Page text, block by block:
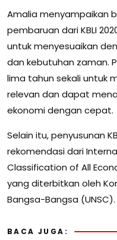
Amalia menyampaikan
pembaruan dari KBLI
untuk menyesuaikan
dan kebutuhan zaman.
lima tahun sekali untuk
relevan dan dapat
ekonomi dengan cepat.
Selain itu, penyusunan
rekomendasi dari
Classification of All
yang diterbitkan oleh
Bangsa-Bangsa (UNSC).
BACA JUGA: